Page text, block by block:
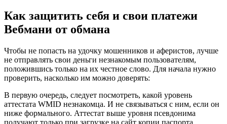
Как защитить себя и свои платежи
Вебмани от обмана
Чтобы не попасть на удочку мошенников и аферистов, лучше
не отправлять свои деньги незнакомым пользователям,
положившись только на их честное слово. Для начала нужно
проверить, насколько им можно доверять:
В первую очередь, следует посмотреть, какой уровень
аттестата WMID незнакомца. И не связываться с ним, если он
ниже формального. Аттестат выше уровня псевдонима
получают только при загрузке на сайт копии паспорта